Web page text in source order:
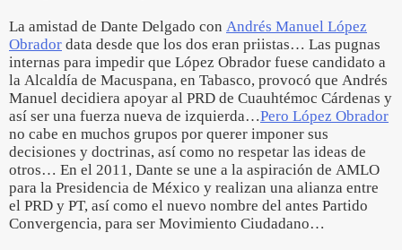
La amistad de Dante Delgado con Andrés Manuel López
Obrador data desde que los dos eran priistas… Las pugnas
internas para impedir que López Obrador fuese candidato a
la Alcaldía de Macuspana, en Tabasco, provocó que Andrés
Manuel decidiera apoyar al PRD de Cuauhtémoc Cárdenas y
así ser una fuerza nueva de izquierda…Pero López Obrador
no cabe en muchos grupos por querer imponer sus
decisiones y doctrinas, así como no respetar las ideas de
otros… En el 2011, Dante se une a la aspiración de AMLO
para la Presidencia de México y realizan una alianza entre
el PRD y PT, así como el nuevo nombre del antes Partido
Convergencia, para ser Movimiento Ciudadano…